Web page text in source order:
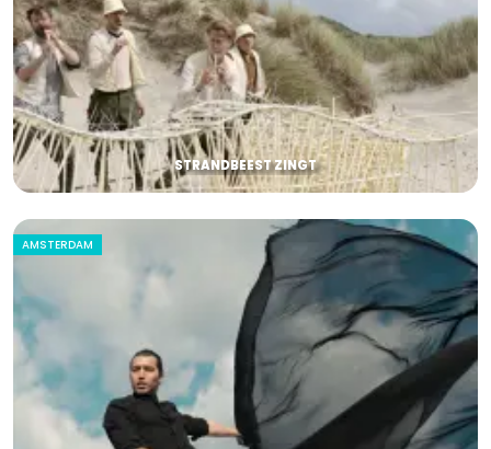
STRANDBEEST ZINGT
AMSTERDAM